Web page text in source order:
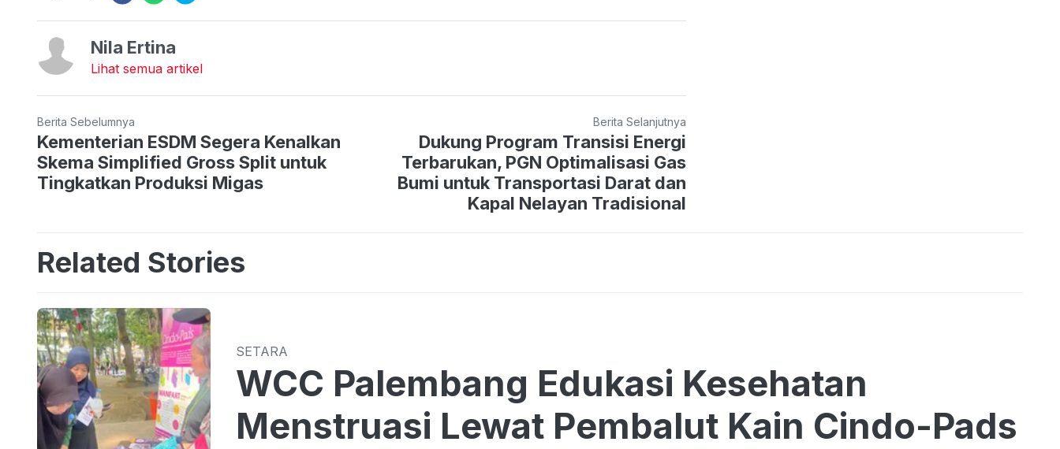
Nila Ertina
Lihat semua artikel
Berita Sebelumnya
Kementerian ESDM Segera Kenalkan
Skema Simplified Gross Split untuk
Tingkatkan Produksi Migas
Berita Selanjutnya
Dukung Program Transisi Energi
Terbarukan, PGN Optimalisasi Gas
Bumi untuk Transportasi Darat dan
Kapal Nelayan Tradisional
Related Stories
SETARA
WCC Palembang Edukasi Kesehatan
Menstruasi Lewat Pembalut Kain Cindo-Pads